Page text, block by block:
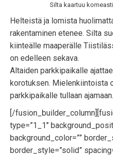
Silta kaartuu
Helteistä ja lomista
rakentaminen etenee. Silta
kiinteälle maaperälle
on edelleen sekava.
Altaiden parkkipaikalle
korotuksen. Mielenkiintoista
parkkipaikalle tullaan ajamaan.
[/
type=”1_1″
background_color=””
border_style=”solid”